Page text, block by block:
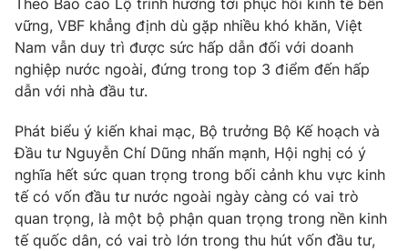
Theo dõi báo trên
Cơ quan chủ quản:Đài Truyền hình Việt Nam
Cơ quan báo chí:
Giấy phép hoạt động báo in và báo điện tử số 483/GP-BTTTT
cấp ngày 29/12/2023
Tổng Biên tập:Vũ Thanh Thủy
Phó Tổng Biên tập:Nguyễn Thị Mỹ Hạnh, Phạm Quốc Thắng,
Nguyễn Trọng Ninh
vững, VBF khẳng định dù gặp nhiều khó khăn, Việt
Nam vẫn duy trì được sức hấp dẫn đối với doanh
nghiệp nước ngoài, đứng trong top 3 điểm đến hấp
dẫn với nhà đầu tư.
Phát biểu ý kiến khai mạc, Bộ trưởng Bộ Kế hoạch và
Đầu tư Nguyễn Chí Dũng nhấn mạnh, Hội nghị có ý
nghĩa hết sức quan trọng trong bối cảnh khu vực kinh
tế có vốn đầu tư nước ngoài ngày càng có vai trò
quan trọng, là một bộ phận quan trọng trong nền kinh
tế quốc dân, có vai trò lớn trong thu hút vốn đầu tư,